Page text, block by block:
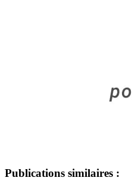
Publications similaires :